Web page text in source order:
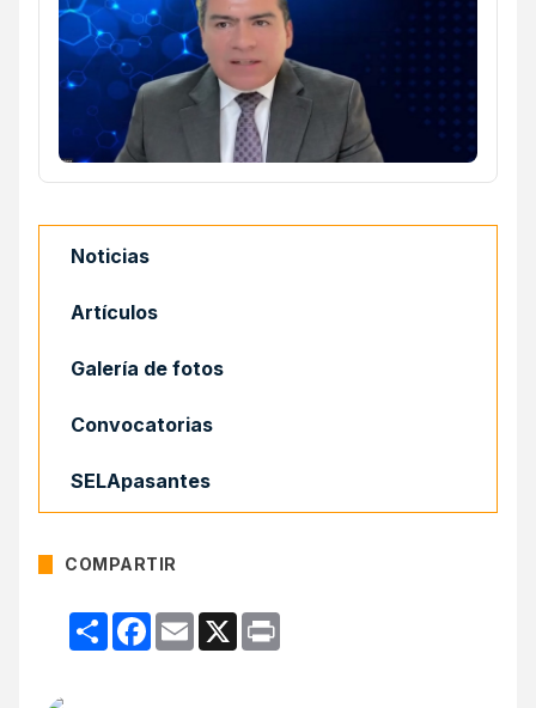
Noticias
Artículos
Galería de fotos
Convocatorias
SELApasantes
COMPARTIR
CompartirFacebook
Email X